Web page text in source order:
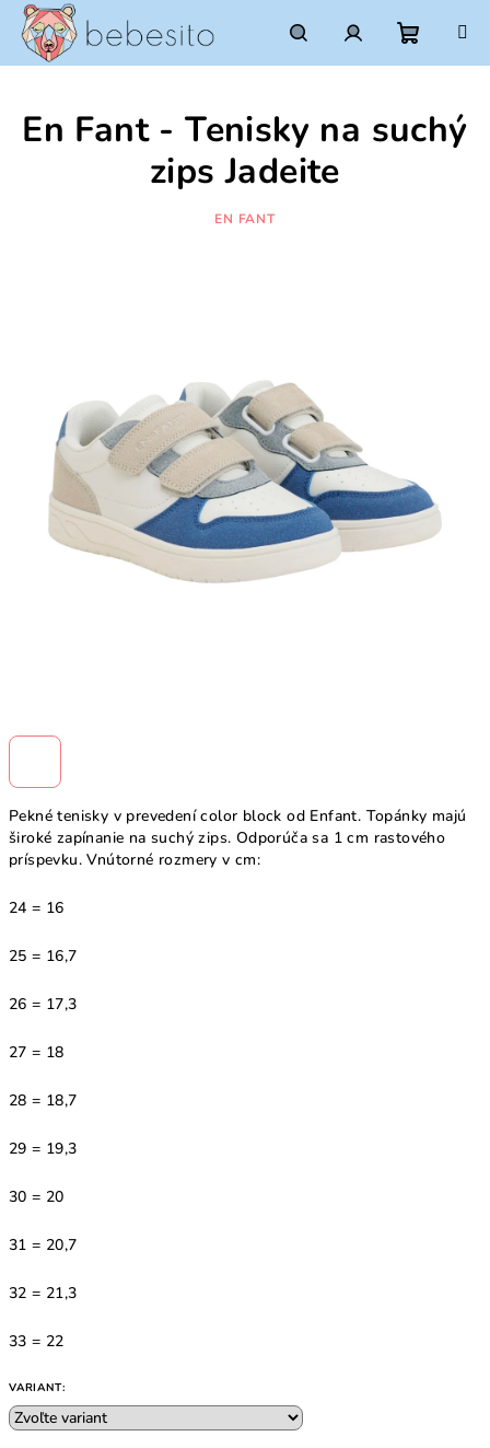
Prejsť
obsah
HľadaťPrihlásenie
košík
Pekné tenisky v prevedení color block od Enfant. Topánky majú
široké zapínanie na suchý zips. Odporúča sa 1 cm rastového
príspevku. Vnútorné rozmery v cm:
24 = 16
25 = 16,7
26 = 17,3
27 = 18
28 = 18,7
29 = 19,3
30 = 20
31 = 20,7
32 = 21,3
33 = 22
VARIANT:
En Fant - Tenisky na suchý
zips Jadeite
EN FANT